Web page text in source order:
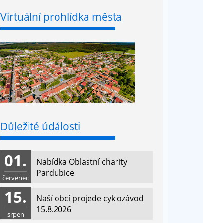
Virtuální prohlídka města
Důležité údálosti
Nabídka Oblastní charity
Pardubice
01.
červenec
Naší obcí projede cyklozávod
15.8.2026
15.
srpen